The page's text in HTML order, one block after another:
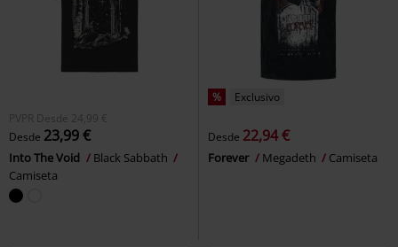
PVPR Desde 24,99 €
Desde 23,99 €
Into The Void
Black Sabbath
Camiseta
% Exclusivo
Desde 22,94 €
Forever Megadeth Camiseta